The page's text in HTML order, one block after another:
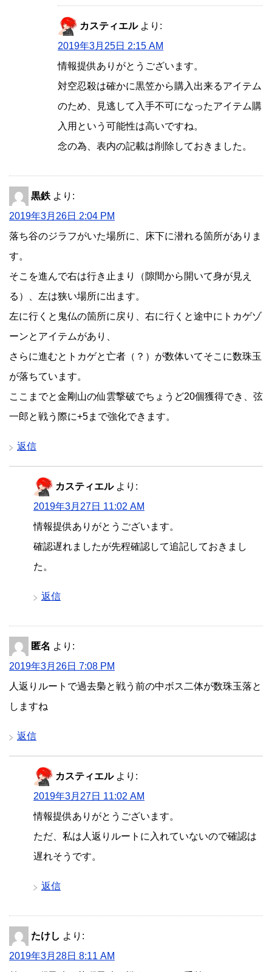
カスティエル より:
2019年3月25日 2:15 AM
情報提供ありがとうございます。
対空忍殺は確かに黒笠から購入出来るアイテム
のため、見逃して入手不可になったアイテム購
入用という可能性は高いですね。
念の為、表内の記載は削除しておきました。
黒鉄 より:
2019年3月26日 2:04 PM
落ち谷のジラフがいた場所に、床下に潜れる箇所がありま
す。
そこを進んで右は行き止まり（隙間から開いて身が見え
る）、左は狭い場所に出ます。
左に行くと鬼仏の箇所に戻り、右に行くと途中にトカゲゾ
ーンとアイテムがあり、
さらに進むとトカゲと亡者（？）が数体いてそこに数珠玉
が落ちています。
ここまでと金剛山の仙雲撃破でちょうど20個獲得でき、弦
一郎と戦う際に+5まで強化できます。
返信
カスティエル より:
2019年3月27日 11:02 AM
情報提供ありがとうございます。
確認遅れましたが先程確認して追記しておきまし
た。
返信
匿名 より:
2019年3月26日 7:08 PM
人返りルートで過去梟と戦う前の中ボス二体が数珠玉落と
しますね
返信
カスティエル より:
2019年3月27日 11:02 AM
情報提供ありがとうございます。
ただ、私は人返りルートに入れていないので確認は
遅れそうです。
返信
たけし より:
2019年3月28日 8:11 AM